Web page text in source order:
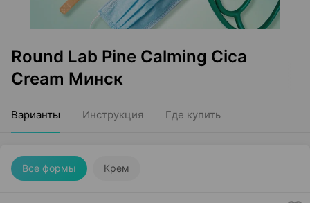
Round Lab Pine Calming Cica
Cream Минск
Варианты Инструкция Где купить
Все формы Крем